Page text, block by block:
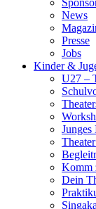
News
Presse
Jobs
Kinder &
U27 –
Junges
Komm
Dein